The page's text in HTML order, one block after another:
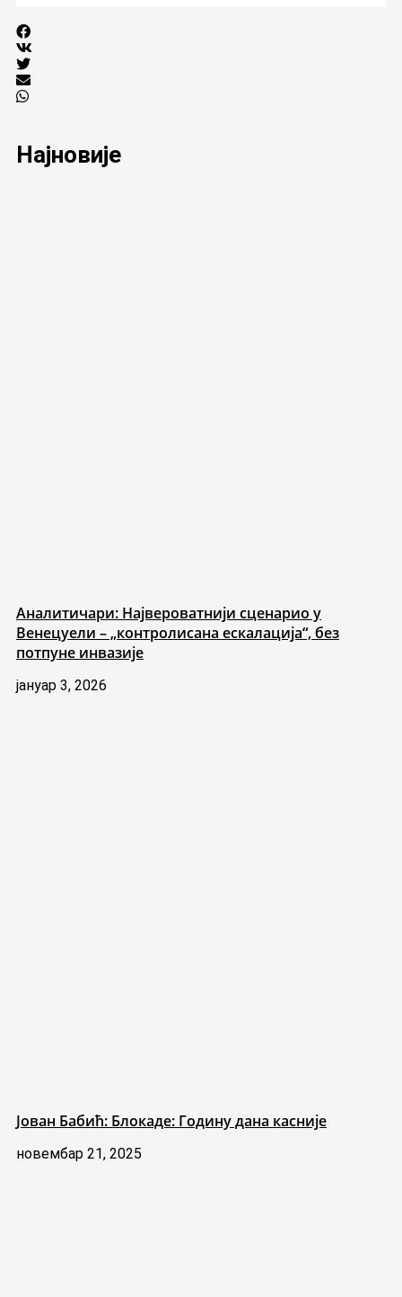
Најновије
Аналитичари: Највероватнији сценарио у
Венецуели – „контролисана ескалација“, без
потпуне инвазије
јануар 3, 2026
Јован Бабић: Блокаде: Годину дана касније
новембар 21, 2025